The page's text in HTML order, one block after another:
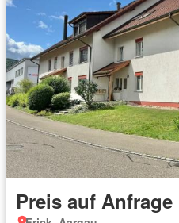
Preis auf Anfrage